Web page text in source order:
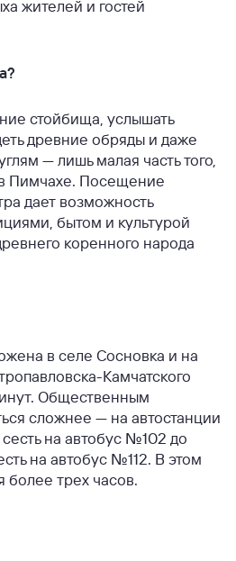
жителей и гостей
стойбища, услышать
древние обряды и даже
— лишь малая часть того,
Пимчахе. Посещение
дает возможность
бытом и культурой
коренного народа
в селе Сосновка и на
Камчатского
Общественным
сложнее — на автостанции
на автобус №102 до
на автобус №112. В этом
более трех часов.